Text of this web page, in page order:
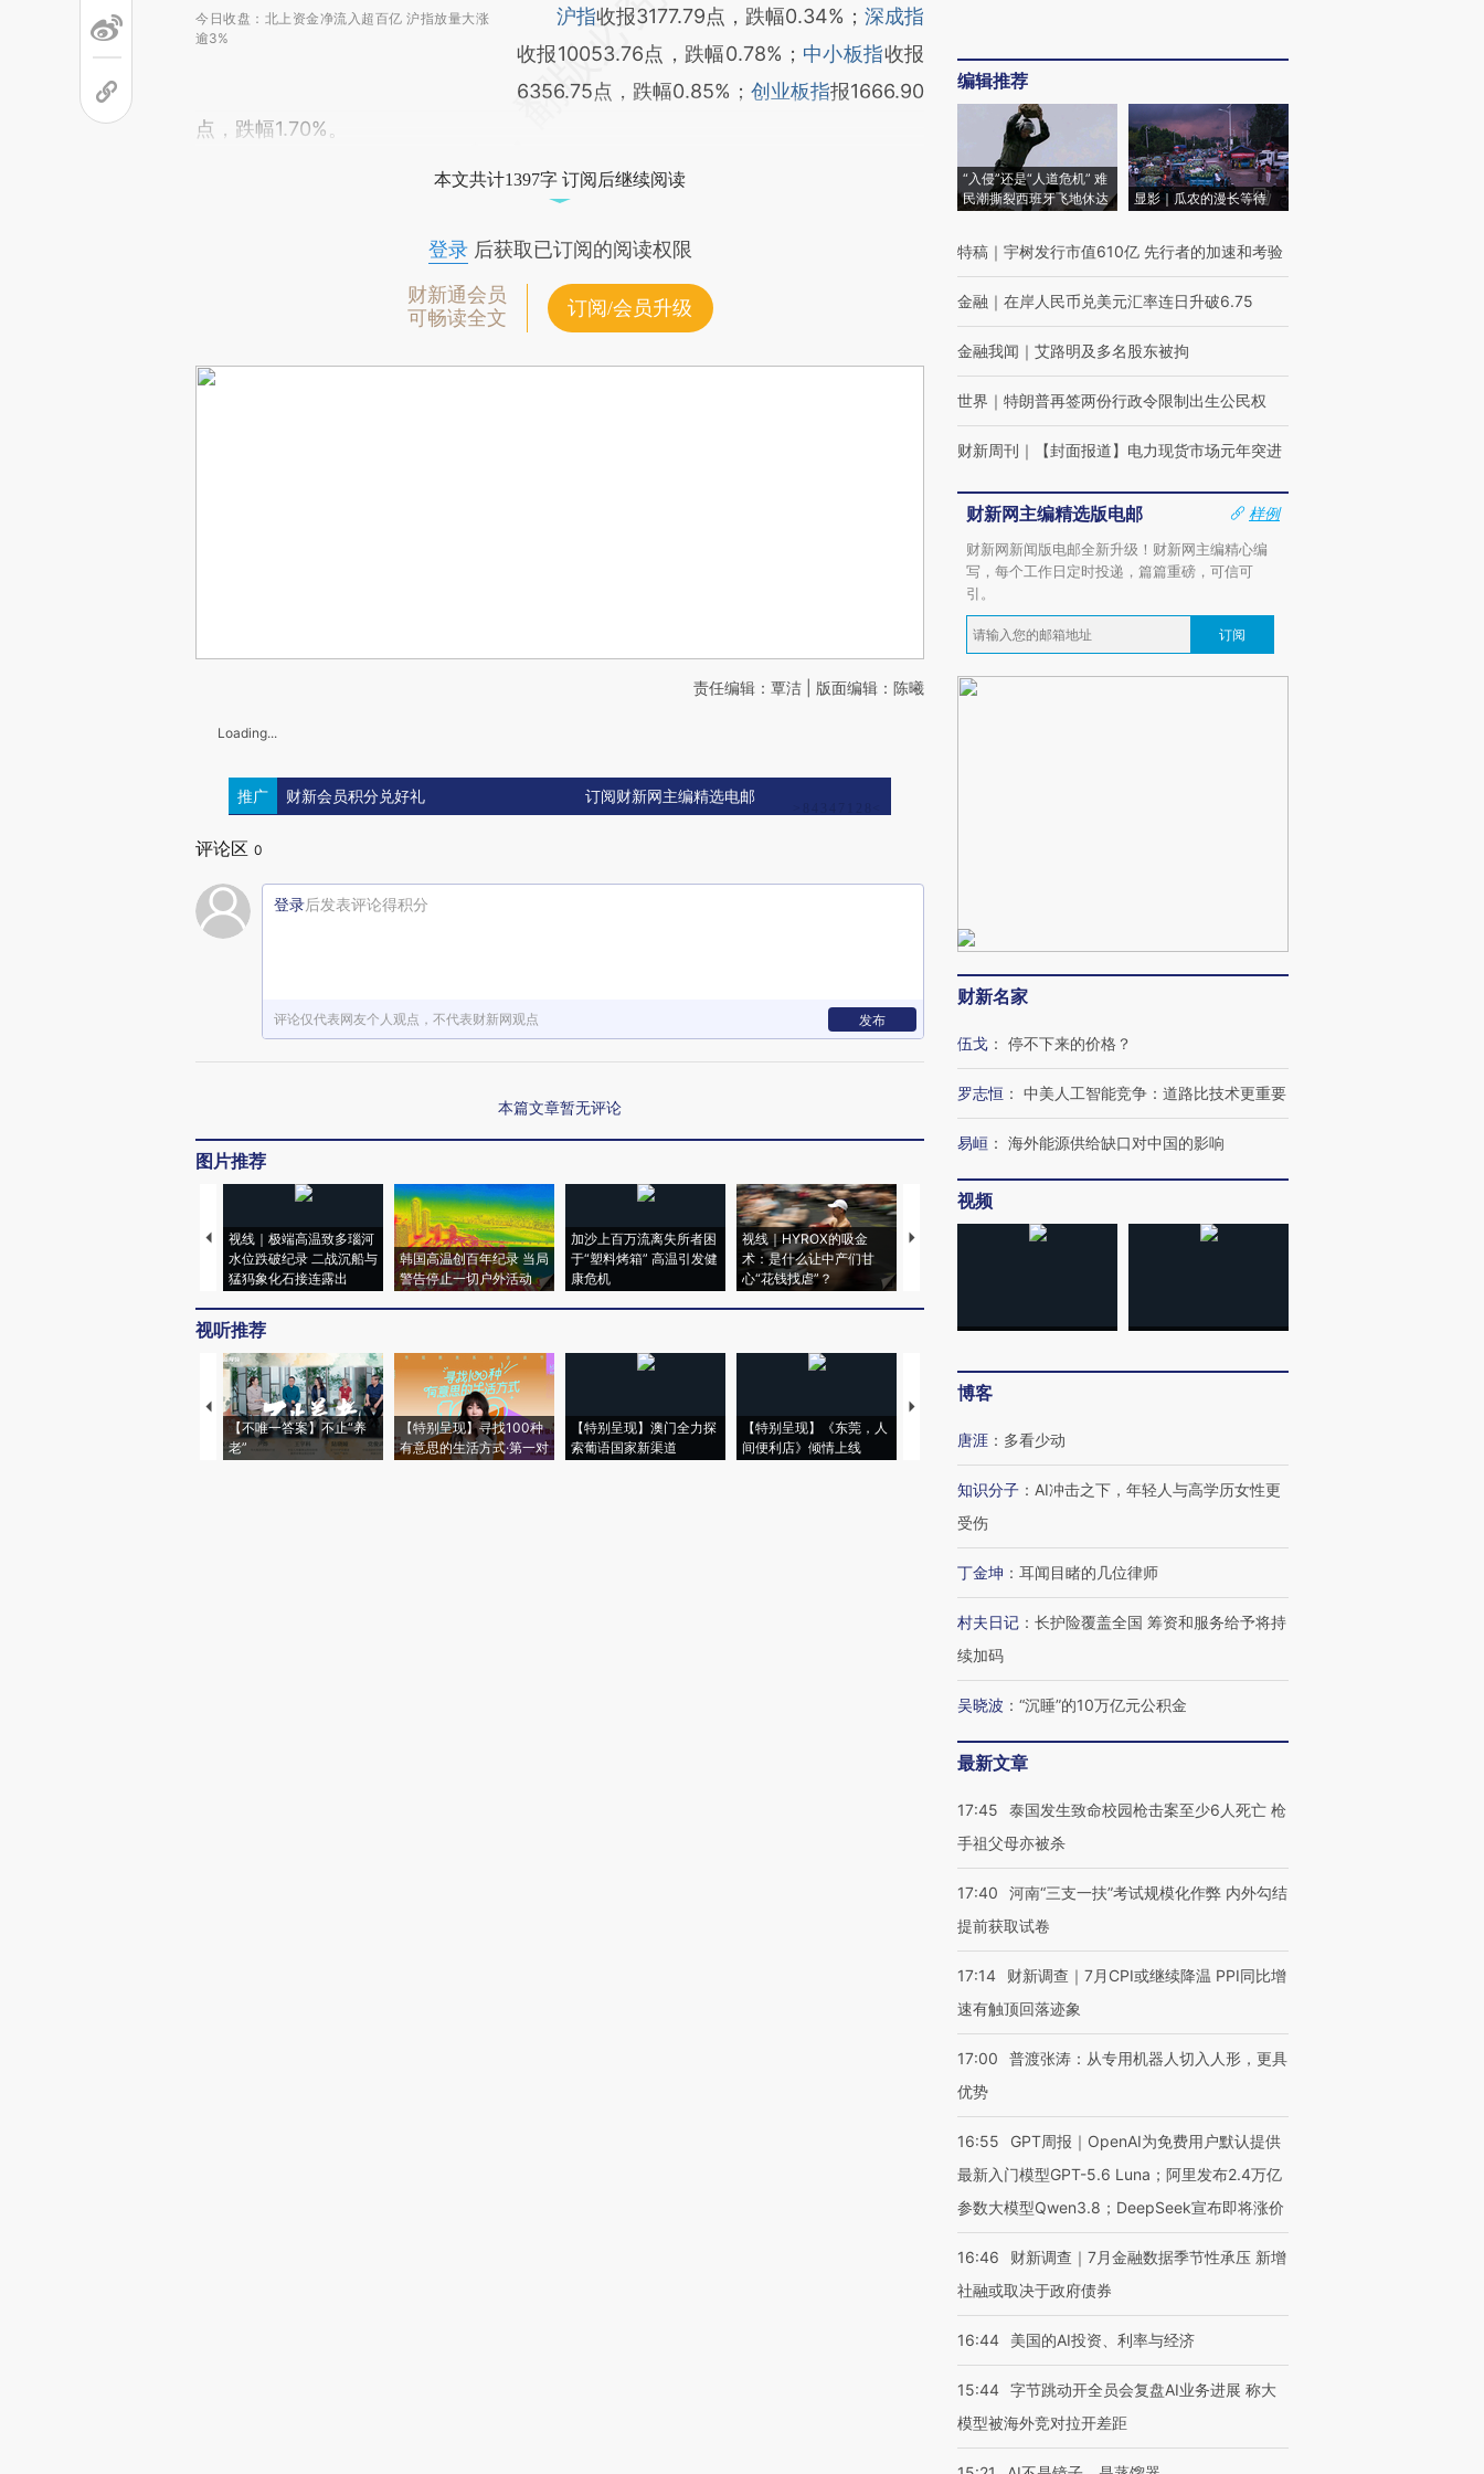
今日收盘：北上资金净流入超百亿 沪指放量大涨
逾3%
沪指收报3177.79点，跌幅0.34%； 深成指
收报10053.76点，跌幅0.78%； 中小板指收报
6356.75点，跌幅0.85%； 创业板指报1666.90
点，跌幅1.70%。
本文共计1397字 订阅后继续阅读
登录后获取已订阅的阅读权限
财新通会员
可畅读全文
订阅/会员升级
责任编辑：覃洁 | 版面编辑：陈曦
Loading...
推广 财新会员积分兑好礼 订阅财新网主编精选电邮
评论区 0
登录后发表评论得积分
评论仅代表网友个人观点，不代表财新网观点 发布
本篇文章暂无评论
图片推荐
视线｜极端高温致多瑙河
水位跌破纪录 二战沉船与
猛犸象化石接连露出
韩国高温创百年纪录 当局
警告停止一切户外活动
加沙上百万流离失所者困
于“塑料烤箱” 高温引发健
康危机
视线｜HYROX的吸金
术：是什么让中产们甘
心“花钱找虐”？
马航飞行员跨国走私7万
视线｜被称为“蟑螂”的印
视听推荐
【不唯一答案】不止“养
老”
【特别呈现】寻找100种
有意思的生活方式·第一对
【特别呈现】澳门全力探
索葡语国家新渠道
【特别呈现】《东莞，人
间便利店》倾情上线
【推广】走进第四届链博
编辑推荐
“入侵”还是“人道危机” 难
民潮撕裂西班牙飞地休达
显影｜瓜农的漫长等待
特稿 ｜ 宇树发行市值610亿 先行者的加速和考验
金融 ｜ 在岸人民币兑美元汇率连日升破6.75
金融我闻 ｜ 艾路明及多名股东被拘
世界 ｜ 特朗普再签两份行政令限制出生公民权
财新周刊 ｜ 【封面报道】电力现货市场元年突进
财新网主编精选版电邮
样例
财新网新闻版电邮全新升级！财新网主编精心编
写，每个工作日定时投递，篇篇重磅，可信可
引。
订阅
财新名家
伍戈 ： 停不下来的价格？
罗志恒 ： 中美人工智能竞争：道路比技术更重要
易峘 ： 海外能源供给缺口对中国的影响
视频
博客
唐涯 ： 多看少动
知识分子 ： AI冲击之下，年轻人与高学历女性更
受伤
丁金坤 ： 耳闻目睹的几位律师
村夫日记 ： 长护险覆盖全国 筹资和服务给予将持
续加码
吴晓波 ： “沉睡”的10万亿元公积金
最新文章
17:45
泰国发生致命校园枪击案至少6人死亡 枪
手祖父母亦被杀
17:40
河南“三支一扶”考试规模化作弊 内外勾结
提前获取试卷
17:14
财新调查｜7月CPI或继续降温 PPI同比增
速有触顶回落迹象
17:00
普渡张涛：从专用机器人切入人形，更具
优势
16:55
GPT周报｜OpenAI为免费用户默认提供
最新入门模型GPT-5.6 Luna；阿里发布2.4万亿
参数大模型Qwen3.8；DeepSeek宣布即将涨价
16:46
财新调查｜7月金融数据季节性承压 新增
社融或取决于政府债券
16:44 美国的AI投资、利率与经济
15:44 字节跳动开全员会复盘AI业务进展 称大
模型被海外竞对拉开差距